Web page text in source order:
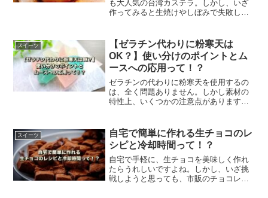
も大人気の台湾カステラ。しかし、いざ
作ってみると生焼けやしぼみで失敗して
ない対策や、万が一の対処方法などをご
紹介します。
スイーツ
【ゼラチン代わりに粉寒天は
OK？】使い分けのポイントとム
ースへの応用って！？
ゼラチンの代わりに粉寒天を使用するの
は、全く問題ありません。しかし素材の
特性上、いくつかの注意点があります。
い時の注意点、スイーツレシピなどをご
紹介します。
スイーツ
自宅で簡単に作れる生チョコのレ
シピと冷却時間って！？
自宅で手軽に、生チョコを美味しく作れ
たらうれしいですよね。しかし、いざ挑
戦しようと思っても、市販のチョコレー